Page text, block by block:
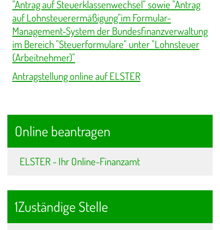
"Antrag auf Steuerklassenwechsel" sowie "Antrag
auf Lohnsteuerermäßigung"im Formular-
Management-System der Bundesfinanzverwaltung
im Bereich "Steuerformulare" unter "Lohnsteuer
(Arbeitnehmer)"
Antragstellung online auf ELSTER
Online beantragen
ELSTER - Ihr Online-Finanzamt
1Zuständige Stelle